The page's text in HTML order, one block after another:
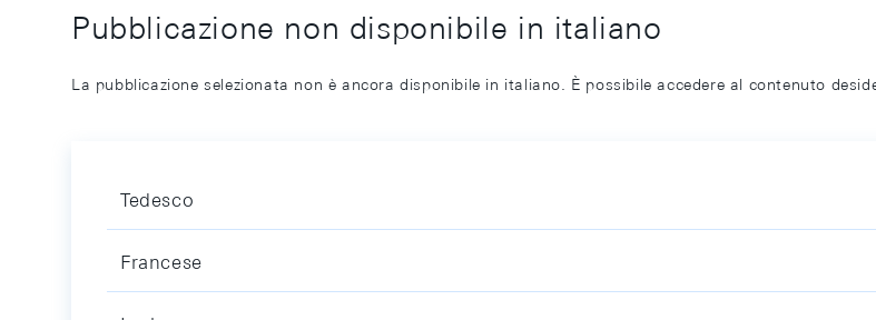
Pubblicazione non disponibile in italiano
La pubblicazione selezionata non è ancora disponibile in italiano. È possibile accedere al contenuto
Tedesco
Francese